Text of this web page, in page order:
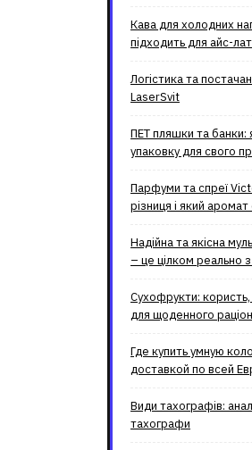
Кава для холодних
підходить для айс-
Логістика та
LaserSvit
ПЕТ пляшки та банки:
упаковку для свого
Парфуми та спреї
різниця і який
Надійна та якісна
– це цілком реально
Сухофрукти: користь,
для щоденного
Где купить умную
доставкой по всей
Види тахографів:
тахографи